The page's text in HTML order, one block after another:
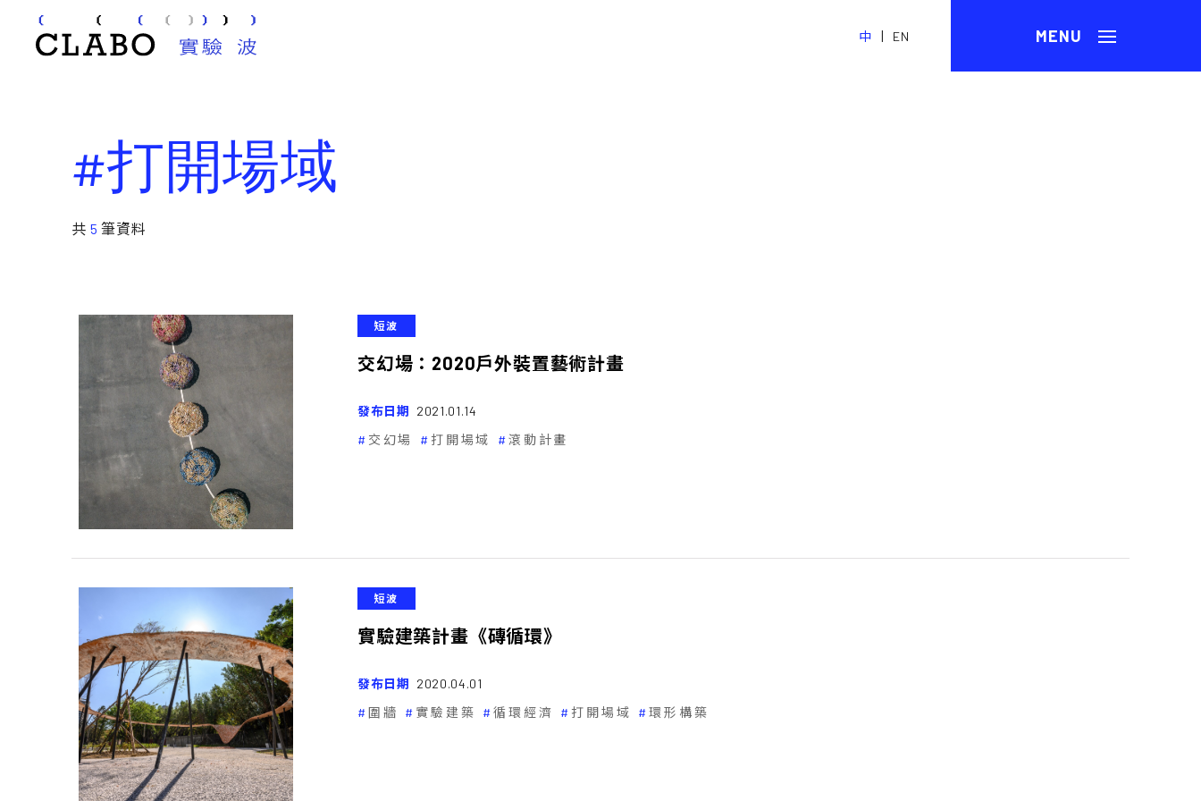
中 | EN
#打開場域
共 5筆資料
短波
交幻場：2020戶外裝置藝術計畫
發布日期 2021.01.14
交幻場
打開場域 滾動計畫
短波
實驗建築計畫《磚循環》
發布日期 2020.04.01
圍牆
實驗建築 循環經濟 打開場域 環形構築